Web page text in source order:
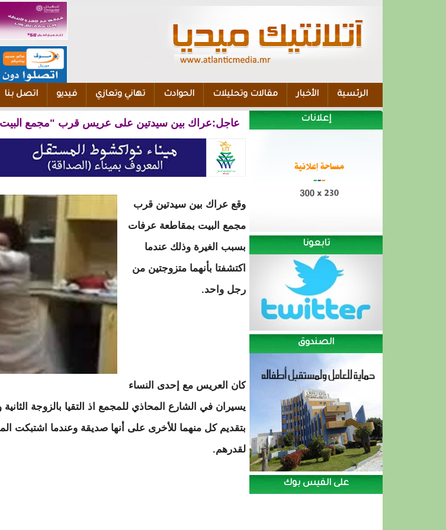
الرئسية الأخبار مقالات وتحليلات الحوادث تهاني وتعازي فيديو اتصل بنا
إعلانات
تابعونا
الصندوق
على الفيس بوك
عاجل:عراك بين سيدتين على عريس قرب "مجمع
وقع عراك بين سيدتين قرب
مجمع البيت بمقاطعة عرفات
بسبب الغيرة وذلك عندما
اكتشفتا بأنهما متزوجتين من
رجل واحد.
كان العريس مع إحدى النساء
يسيران في الشارع المحاذي للمجمع اذ التقيا بالزوجة
بتقديم كل منهما للأخرى على أنها صديقة وعندما اشتبكت
لقدرهم.